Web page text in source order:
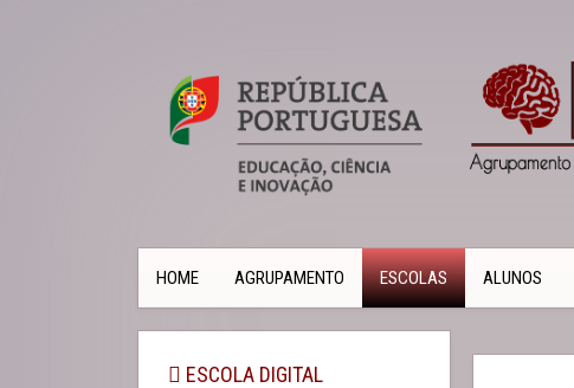
HOME AGRUPAMENTO ESCOLAS ALUNOS
ESCOLA DIGITAL